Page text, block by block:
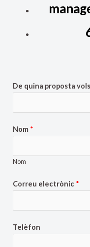
De quina proposta
Nom *
Nom
Correu electrònic *
Telèfon